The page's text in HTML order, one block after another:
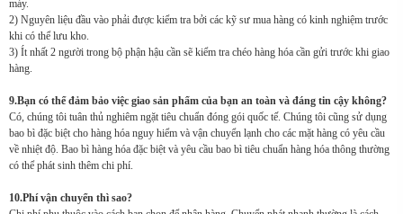
máy.
2) Nguyên liệu đầu vào phải được kiểm tra bởi các kỹ sư mua hàng có kinh nghiệm trước
khi có thể lưu kho.
3) Ít nhất 2 người trong bộ phận hậu cần sẽ kiểm tra chéo hàng hóa cần gửi trước khi giao
hàng.
9.Bạn có thể đảm bảo việc giao sản phẩm của bạn an toàn và đáng tin cậy không?
Có, chúng tôi tuân thủ nghiêm ngặt tiêu chuẩn đóng gói quốc tế. Chúng tôi cũng sử dụng
bao bì đặc biệt cho hàng hóa nguy hiểm và vận chuyển lạnh cho các mặt hàng có yêu cầu
về nhiệt độ. Bao bì hàng hóa đặc biệt và yêu cầu bao bì tiêu chuẩn hàng hóa thông thường
có thể phát sinh thêm chi phí.
10.Phí vận chuyển thì sao?